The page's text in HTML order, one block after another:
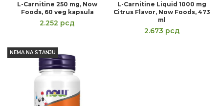
L-Carnitine 250 mg, Now
Foods, 60 veg kapsula
2.252 рсд
L-Carnitine Liquid 1000 mg
Citrus Flavor, Now Foods, 473
ml
2.673 рсд
NEMA NA STANJU